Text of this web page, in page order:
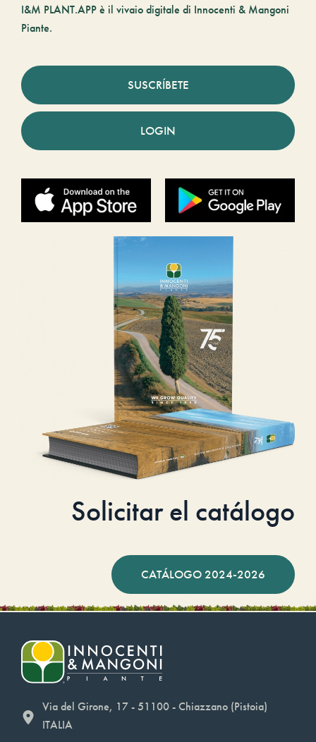
I&M PLANT.APP è il vivaio digitale di Innocenti & Mangoni
Piante.
SUSCRÍBETE
LOGIN
Solicitar el catálogo
CATÁLOGO 2024-2026
Via del Girone, 17 - 51100 - Chiazzano (Pistoia)
ITALIA